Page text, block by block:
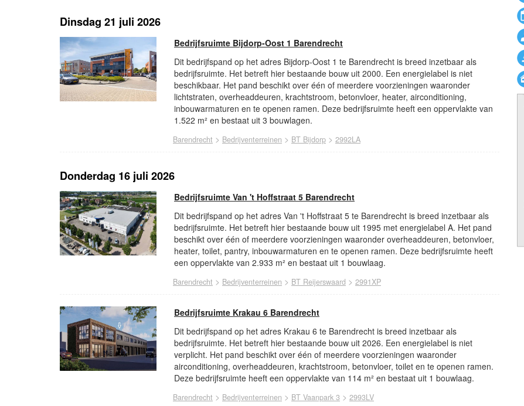
Dinsdag 21 juli 2026
Bedrijfsruimte Bijdorp-Oost 1 Barendrecht
Dit bedrijfspand op het adres Bijdorp-Oost 1 te Barendrecht is breed inzetbaar als
bedrijfsruimte. Het betreft hier bestaande bouw uit 2000. Een energielabel is niet
beschikbaar. Het pand beschikt over één of meerdere voorzieningen waaronder
lichtstraten, overheaddeuren, krachtstroom, betonvloer, heater, airconditioning,
inbouwarmaturen en te openen ramen. Deze bedrijfsruimte heeft een oppervlakte van
1.522 m² en bestaat uit 3 bouwlagen.
Barendrecht > Bedrijventerreinen > BT Bijdorp > 2992LA
Donderdag 16 juli 2026
Bedrijfsruimte Van 't Hoffstraat 5 Barendrecht
Dit bedrijfspand op het adres Van 't Hoffstraat 5 te Barendrecht is breed inzetbaar als
bedrijfsruimte. Het betreft hier bestaande bouw uit 1995 met energielabel A. Het pand
beschikt over één of meerdere voorzieningen waaronder overheaddeuren, betonvloer,
heater, toilet, pantry, inbouwarmaturen en te openen ramen. Deze bedrijfsruimte heeft
een oppervlakte van 2.933 m² en bestaat uit 1 bouwlaag.
Barendrecht > Bedrijventerreinen > BT Reijerswaard > 2991XP
Bedrijfsruimte Krakau 6 Barendrecht
Dit bedrijfspand op het adres Krakau 6 te Barendrecht is breed inzetbaar als
bedrijfsruimte. Het betreft hier bestaande bouw uit 2026. Een energielabel is niet
verplicht. Het pand beschikt over één of meerdere voorzieningen waaronder
airconditioning, overheaddeuren, krachtstroom, betonvloer, toilet en te openen ramen.
Deze bedrijfsruimte heeft een oppervlakte van 114 m² en bestaat uit 1 bouwlaag.
Barendrecht > Bedrijventerreinen > BT Vaanpark 3 > 2993LV